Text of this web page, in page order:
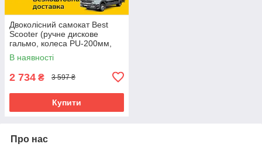
Двоколісний самокат Best
Scooter (ручне дискове
гальмо, колеса PU-200мм,
кермо 105см) BS-72725
Синій
В наявності
2 734 ₴ 3 597 ₴
Купити
Про нас